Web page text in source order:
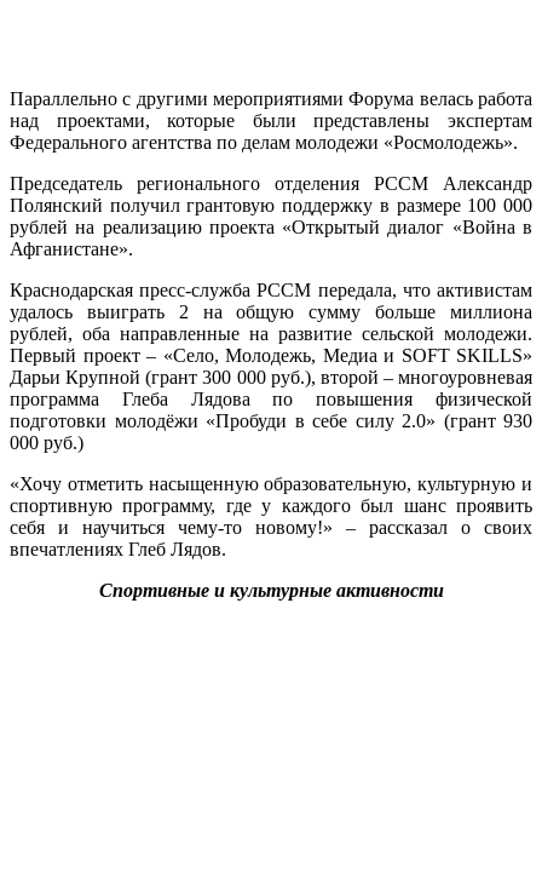
Параллельно с другими мероприятиями Форума велась работа
над проектами, которые были представлены экспертам
Федерального агентства по делам молодежи «Росмолодежь».
Председатель регионального отделения РССМ Александр
Полянский получил грантовую поддержку в размере 100 000
рублей на реализацию проекта «Открытый диалог «Война в
Афганистане».
Краснодарская пресс-служба РССМ передала, что активистам
удалось выиграть 2 на общую сумму больше миллиона
рублей, оба направленные на развитие сельской молодежи.
Первый проект – «Село, Молодежь, Медиа и SOFT SKILLS»
Дарьи Крупной (грант 300 000 руб.), второй – многоуровневая
программа Глеба Лядова по повышения физической
подготовки молодёжи «Пробуди в себе силу 2.0» (грант 930
000 руб.)
«Хочу отметить насыщенную образовательную, культурную и
спортивную программу, где у каждого был шанс проявить
себя и научиться чему-то новому!» – рассказал о своих
впечатлениях Глеб Лядов.
Спортивные и культурные активности